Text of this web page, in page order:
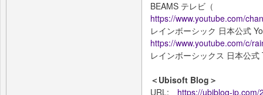
BEAMS テレビ（
https://www.youtube.com/
レインボーシック 日本公式
https://www.youtube.com/c/
レインボーシックス 日本公
＜Ubisoft Blog＞
URL: https://ubiblog-